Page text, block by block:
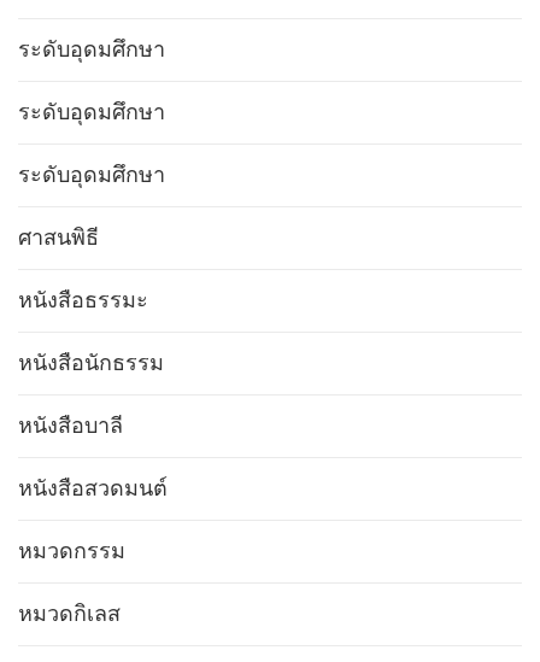
ระดับอุดมศึกษา
ระดับอุดมศึกษา
ระดับอุดมศึกษา
ศาสนพิธี
หนังสือธรรมะ
หนังสือนักธรรม
หนังสือบาลี
หนังสือสวดมนต์
หมวดกรรม
หมวดกิเลส